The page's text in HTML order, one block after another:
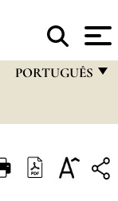
PORTUGUÊS
ITALIANO